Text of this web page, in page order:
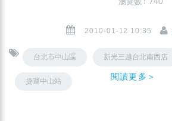
瀏覽數 : 740
2010-01-12 10:35
台北市中山區 新光三越台北南西店
捷運中山站 閱讀更多＞